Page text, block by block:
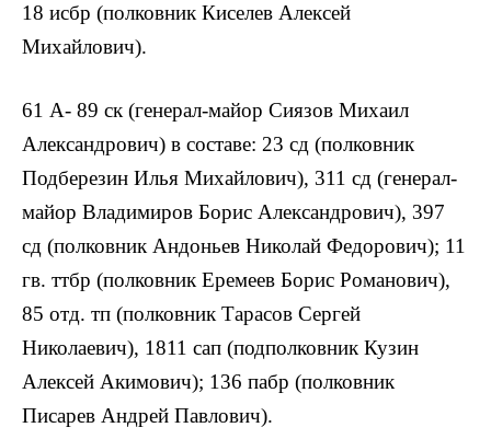
18 исбр (полковник Киселев Алексей
Михайлович).
61 А- 89 ск (генерал-майор Сиязов Михаил
Александрович) в составе: 23 сд (полковник
Подберезин Илья Михайлович), 311 сд (генерал-
майор Владимиров Борис Александрович), 397
сд (полковник Андоньев Николай Федорович); 11
гв. ттбр (полковник Еремеев Борис Романович),
85 отд. тп (полковник Тарасов Сергей
Николаевич), 1811 сап (подполковник Кузин
Алексей Акимович); 136 пабр (полковник
Писарев Андрей Павлович).